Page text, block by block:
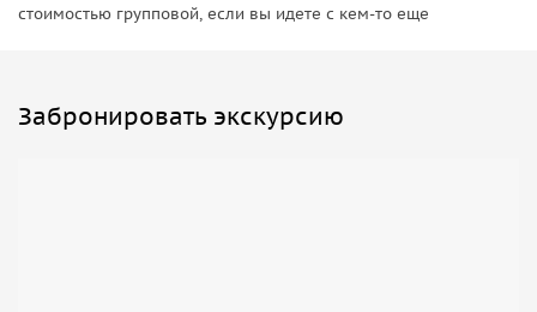
стоимостью групповой, если вы идете с кем-то еще
Забронировать экскурсию